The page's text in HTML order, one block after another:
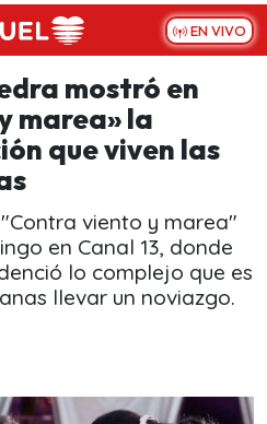
EN VIVO
mostró en
marea» la
que viven las
viento y marea"
en Canal 13, donde
lo complejo que es
llevar un noviazgo.